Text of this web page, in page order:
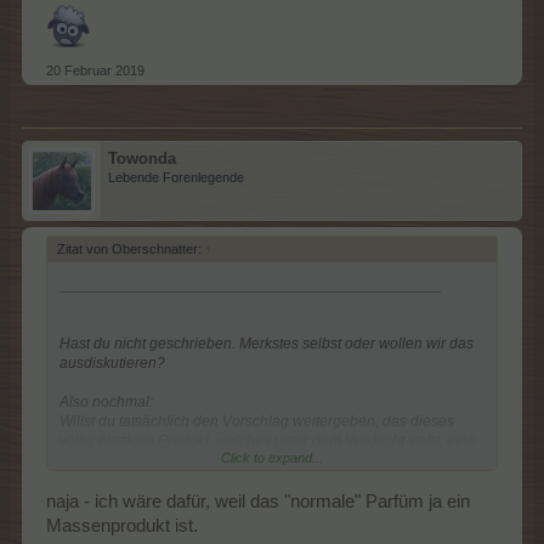
20 Februar 2019
Towonda
Lebende Forenlegende
Zitat von Oberschnatter: ↑
Hast du nicht geschrieben. Merkstes selbst oder wollen wir das
ausdiskutieren?
Also nochmal:
Mogelpackung zu sein, in das Wheel eingepflegt wird und dafür
Click to expand...
naja - ich wäre dafür, weil das "normale" Parfüm ja ein
Massenprodukt ist.